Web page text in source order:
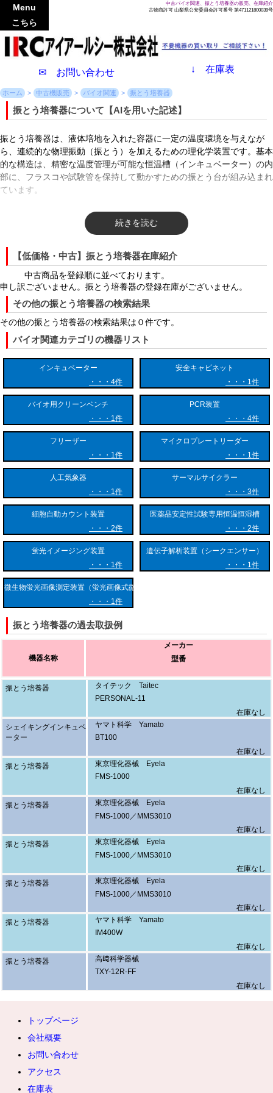
中古バイオ関連、振とう培養器の販売、在庫紹介
古物商許可 山梨県公安委員会許可番号 第471121800039号
✉ お問い合わせ ↓ 在庫表
Menu
こちら
ホーム 中古機販売 バイオ関連 振とう培養器
振とう培養器について【AIを用いた記述】
振とう培養器は、液体培地を入れた容器に一定の温度環境を与えなが
ら、連続的な物理振動（振とう）を加えるための理化学装置です。基本
的な構造は、精密な温度管理が可能な恒温槽（インキュベーター）の内
部に、フラスコや試験管を保持して動かすための振とう台が組み込まれ
ています。
仕組みの核となる温度制御では、ヒーターや冷却装置（ペルチェ素子や
コンプレッサー）を用い、槽内の空気をファンで循環させることで、設
つの方式が存在します。1つは円を描くように水平に回転する旋回振と
う（ロータリー振とう）で、液体が容器の壁面に沿って滑らかに動くた
め、泡立ちを抑えつつ高効率な撹拌が行えます。もう1つは左右に直線
移動する往復振とう（リシプロ振とう）で、強力な混合や高い剪断力を
必要とする試料に適しています。これらの振とう速度（rpm）や振幅
は、対象に合わせて細かく調整が可能です。
振とう培養器の大きな特徴は、温度保持と高効率な酸素供給（気液交
換）を同時に実現できる点にあります。静置培養と異なり、振とうによ
り液面が絶えず更新されるため、空気中の酸素が培養液中に効率よく溶
け込みます。これにより、大腸菌などの好気性微生物や懸濁細胞の増殖
速度が飛躍的に向上します。また、液体内の栄養成分や細胞自身の沈
殿・偏在を防ぎ、常に均一な環境を提供できることも大きな利点です。
さらに、アタッチメントの変更により、三角フラスコからマイクロプレ
ート、試験管まで多様な形状の容器に対応できる汎用性を備えていま
用途は生命科学や産業利用の分野で多岐にわたります。代表例として、
遺伝子組み換え技術を用いた大腸菌や酵母による有用タンパク質・酵素
の大量生産が挙げられます。創薬研究においては、浮遊細胞の増殖や抗
体医薬品候補のスクリーニングに不可欠です。食品・醸造分野では、発
酵に関わる有用菌株のスクリーニングや発酵プロセスの最適化に利用さ
れます。環境分野では、微生物を用いた土壌・水質汚染物質のバイオレ
メディエーション（生物修復）技術の開発や、バイオマスエネルギーに
関連する研究など、基礎研究から工業応用まで幅広く活用されていま
す。
【低価格・中古】振とう培養器在庫紹介
中古商品を登録順に並べております。
申し訳ございません。振とう培養器の登録在庫がございません。
その他の振とう培養器の検索結果
その他の振とう培養器の検索結果は０件です。
バイオ関連カテゴリの機器リスト
インキュベーター
4件
安全キャビネット
1件
バイオ用クリーンベンチ
1件
PCR装置
4件
フリーザー
1件
マイクロプレートリーダー
1件
人工気象器
1件
サーマルサイクラー
3件
細胞自動カウント装置
2件
医薬品安定性試験専用恒温恒湿槽
2件
蛍光イメージング装置
1件
遺伝子解析装置（シークエンサー）
1件
微生物蛍光画像測定装置（蛍光画像式微生物検査装置）
1件
振とう培養器の過去取扱例
機器名称
メーカー
型番
振とう培養器
タイテック Taitec
PERSONAL-11
在庫なし
シェイキングインキュベ
ーター
ヤマト科学 Yamato
BT100
在庫なし
振とう培養器
東京理化器械 Eyela
FMS-1000
在庫なし
振とう培養器
東京理化器械 Eyela
FMS-1000／MMS3010
在庫なし
振とう培養器
東京理化器械 Eyela
FMS-1000／MMS3010
在庫なし
振とう培養器
東京理化器械 Eyela
FMS-1000／MMS3010
在庫なし
振とう培養器
ヤマト科学 Yamato
IM400W
在庫なし
振とう培養器
高﨑科学器械
TXY-12R-FF
在庫なし
トップページ
会社概要
お問い合わせ
アクセス
在庫表